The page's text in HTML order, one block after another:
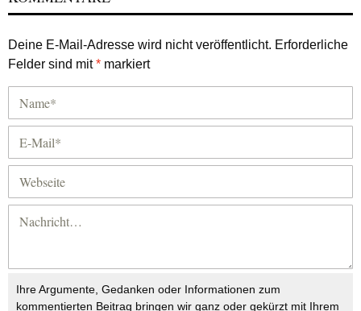
Deine E-Mail-Adresse wird nicht veröffentlicht. Erforderliche
Felder sind mit* markiert
Ihre Argumente, Gedanken oder Informationen zum
kommentierten Beitrag bringen wir ganz oder gekürzt mit Ihrem